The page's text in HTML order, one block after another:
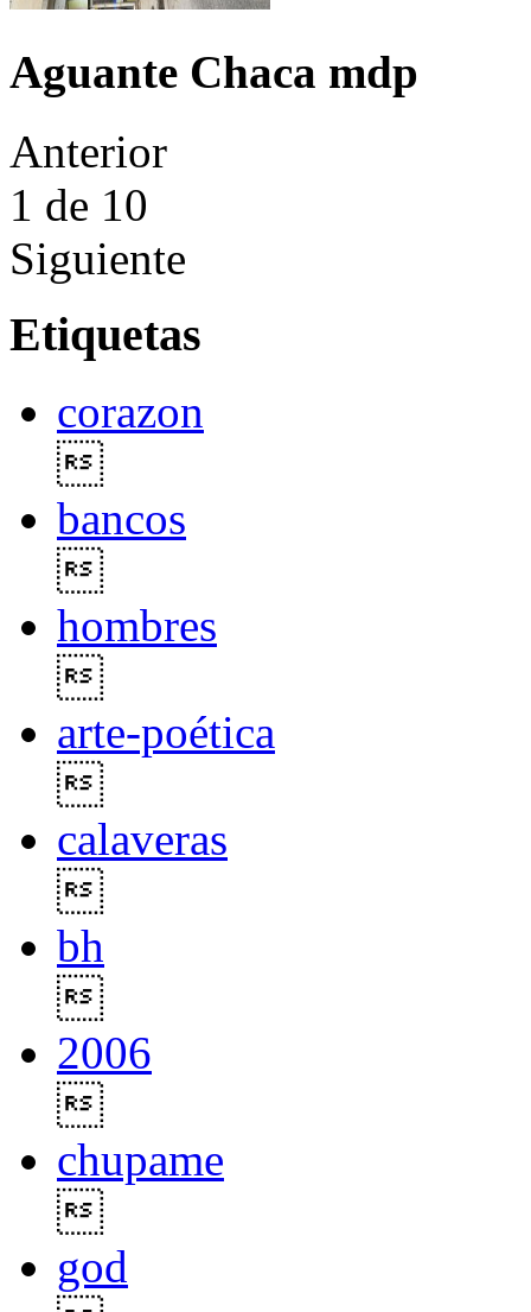
Aguante Chaca mdp
Anterior
1 de 10
Siguiente
Etiquetas
corazon
bancos
hombres
arte-poética
calaveras
bh
2006
chupame
god